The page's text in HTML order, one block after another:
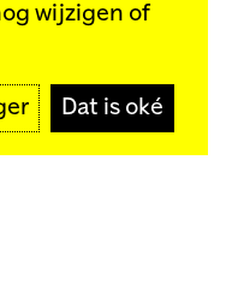
wijzigen of
Dat is oké